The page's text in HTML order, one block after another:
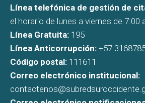
Línea telefónica de gestión de
el horario de lunes a viernes de 7:00
Línea Gratuita: 195
Línea Anticorrupción: +57
Código postal: 111611
Correo electrónico institucional: